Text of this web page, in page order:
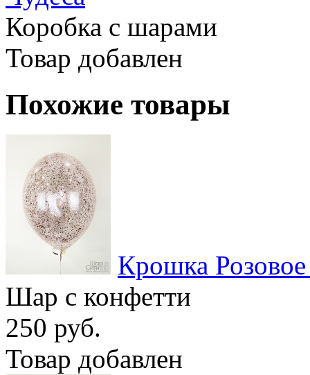
Коробка с шарами
Товар добавлен
Похожие товары
Крошка Розовое
Шар с конфетти
250 руб.
Товар добавлен